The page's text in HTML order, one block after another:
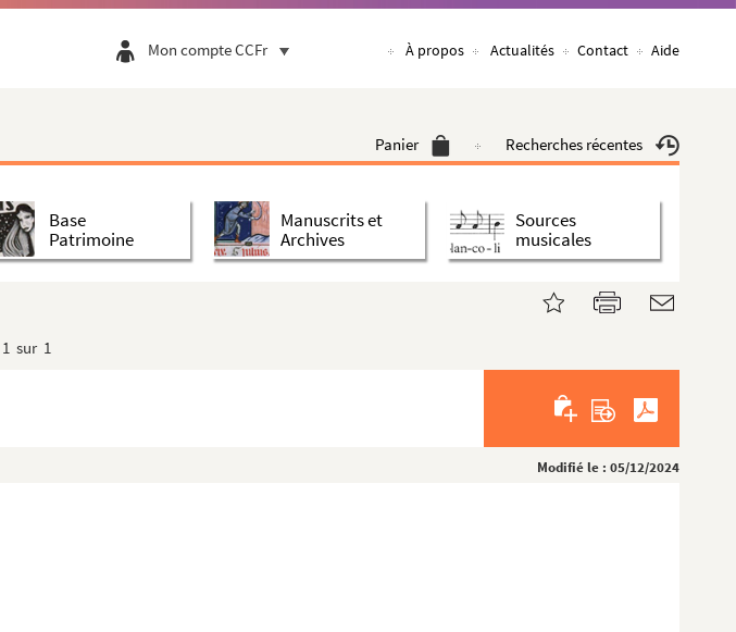
Mon compte CCFr À propos Actualités Contact Aide
Panier Recherches récentes
Base
Patrimoine
Manuscrits et
Archives
Sources
musicales
1 sur 1
Modifié le : 05/12/2024